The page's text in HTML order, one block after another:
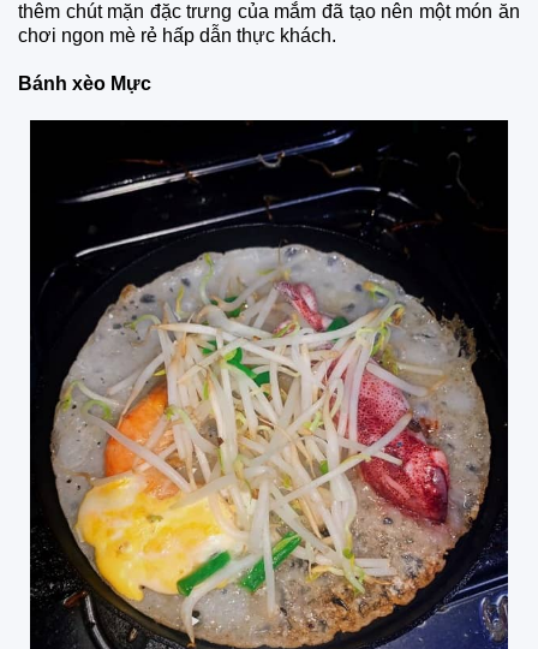
thêm chút mặn đặc trưng của mắm đã tạo nên một món ăn
chơi ngon mè rẻ hấp dẫn thực khách.
Bánh xèo Mực